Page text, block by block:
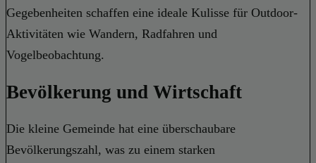
Gegebenheiten schaffen eine ideale Kulisse für Outdoor-
Aktivitäten wie Wandern, Radfahren und
Vogelbeobachtung.
Bevölkerung und Wirtschaft
Die kleine Gemeinde hat eine überschaubare
Bevölkerungszahl, was zu einem starken